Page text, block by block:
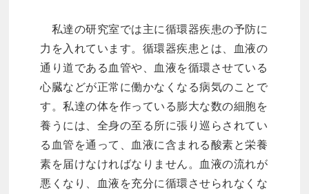
私達の研究室では主に循環器疾患の予防に
力を入れています。循環器疾患とは、血液の
通り道である血管や、血液を循環させている
心臓などが正常に働かなくなる病気のことで
す。私達の体を作っている膨大な数の細胞を
養うには、全身の至る所に張り巡らされてい
る血管を通って、血液に含まれる酸素と栄養
素を届けなければなりません。血液の流れが
悪くなり、血液を充分に循環させられなくな